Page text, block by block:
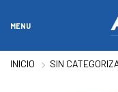
MENU
INICIO SIN